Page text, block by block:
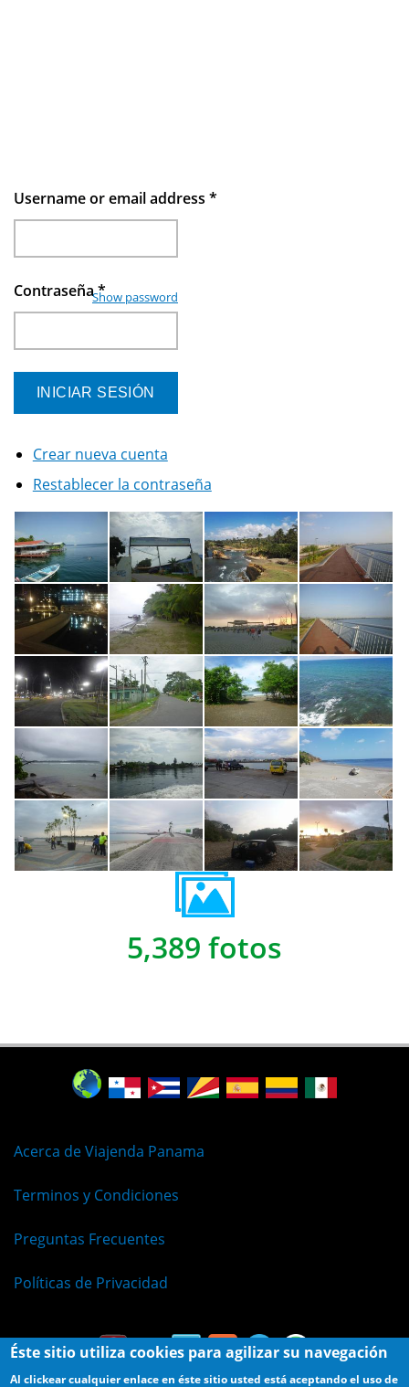
Username or email address *
Contraseña*
Show password
Crear nueva cuenta
Restablecer la contraseña
5,389 fotos
Acerca de Viajenda Panama
Terminos y Condiciones
Preguntas Frecuentes
Políticas de Privacidad
Éste sitio utiliza cookies para agilizar su navegación
Al clickear cualquier enlace en éste sitio usted está aceptando el uso de